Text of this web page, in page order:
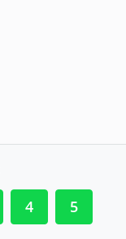
4 5